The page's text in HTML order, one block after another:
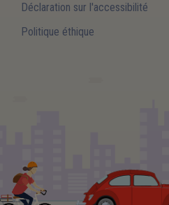
Déclaration sur l'accessibilité
Politique éthique